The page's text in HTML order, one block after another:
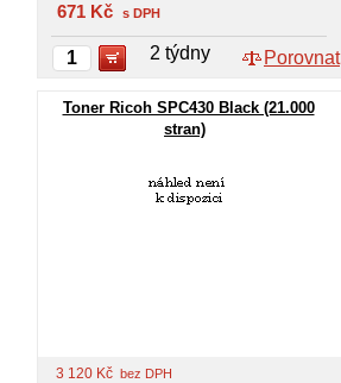
671 Kč s DPH
Porovnat
2 týdny
Toner Ricoh SPC430 Black (21.000
stran)
3 120 Kč bez DPH